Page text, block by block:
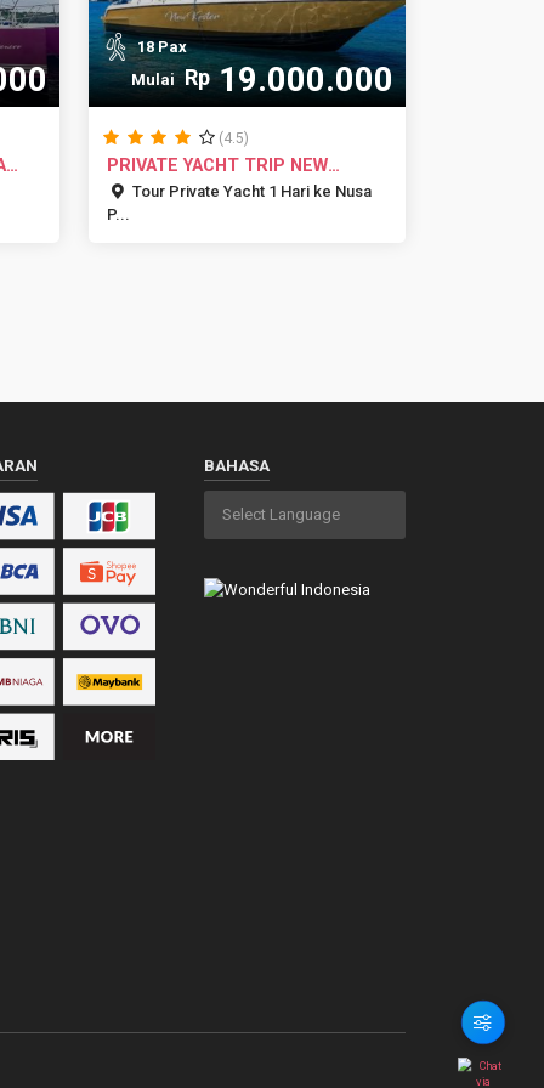
18 Pax
Mulai Rp19.000.000
(4.5)
PRIVATE YACHT TRIP NEW
KESTER
Tour Private Yacht 1 Hari ke Nusa
P...
BAHASA